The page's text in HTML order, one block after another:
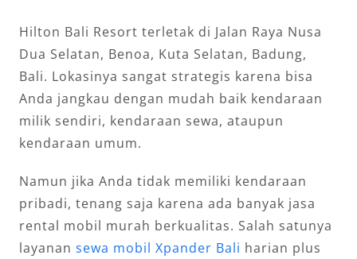
Hilton Bali Resort terletak di Jalan Raya Nusa
Dua Selatan, Benoa, Kuta Selatan, Badung,
Bali. Lokasinya sangat strategis karena bisa
Anda jangkau dengan mudah baik kendaraan
milik sendiri, kendaraan sewa, ataupun
kendaraan umum.
Namun jika Anda tidak memiliki kendaraan
pribadi, tenang saja karena ada banyak jasa
rental mobil murah berkualitas. Salah satunya
layanan sewa mobil Xpander Bali harian plus